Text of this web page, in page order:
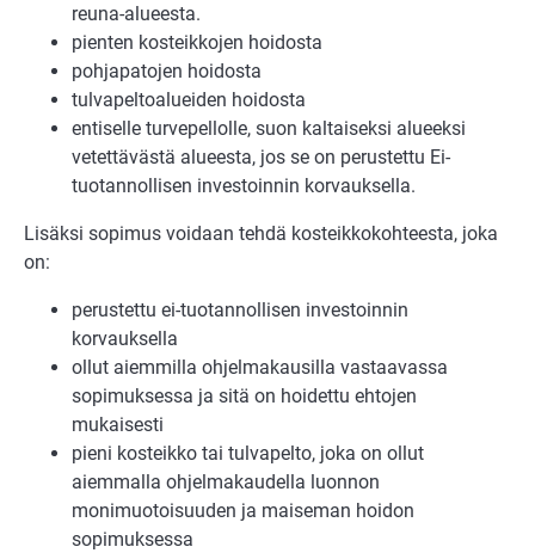
reuna-alueesta.
pienten kosteikkojen hoidosta
pohjapatojen hoidosta
tulvapeltoalueiden hoidosta
entiselle turvepellolle, suon kaltaiseksi alueeksi
vetettävästä alueesta, jos se on perustettu Ei-
tuotannollisen investoinnin korvauksella.
Lisäksi sopimus voidaan tehdä kosteikkokohteesta, joka
on:
perustettu ei-tuotannollisen investoinnin
korvauksella
ollut aiemmilla ohjelmakausilla vastaavassa
sopimuksessa ja sitä on hoidettu ehtojen
mukaisesti
pieni kosteikko tai tulvapelto, joka on ollut
aiemmalla ohjelmakaudella luonnon
monimuotoisuuden ja maiseman hoidon
sopimuksessa